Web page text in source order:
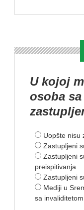
U kojoj
osoba
Uopšte nisu
Zastupljeni
Zastupljeni
preispitivanja
Zastupljeni
Mediji u
sa invaliditetom